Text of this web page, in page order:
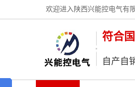
欢迎进入陕西兴能控电气有
符合
自产自